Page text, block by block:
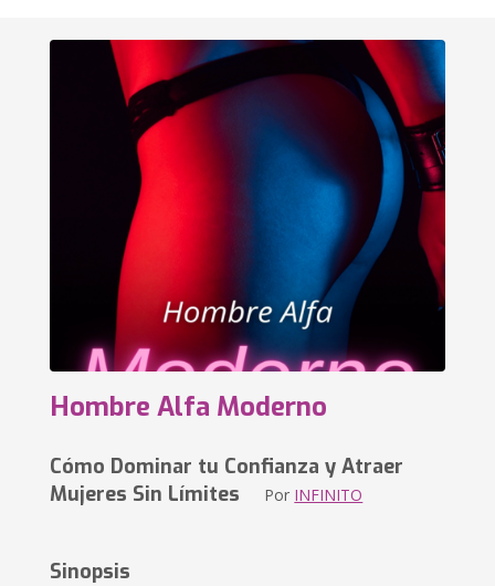
Hombre Alfa Moderno
Cómo Dominar tu Confianza y Atraer
Mujeres Sin Límites Por INFINITO
Sinopsis